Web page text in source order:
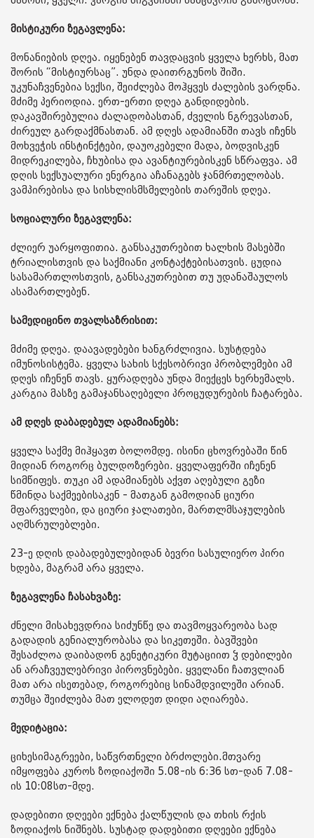
მისტიკური ზეგავლენა:
მონანიების დღეა. იყენებენ თავდაცვის ყველა ხერხს, მათ
შორის “მისტიურსაც”. უნდა დაითრგუნოს შიში.
უკუნაჩვენებია სექსი, შეიძლება მოჰყვეს ძალების ვარდნა.
მძიმე პერიოდია. ერთ-ერთი დღეა განდიდების.
დაკავშირებულია ძალადობასთან, ძველის ნგრევასთან,
ძირეულ გარდაქმნასთან. ამ დღეს ადამიანში თავს იჩენს
მოხვეჭის ინსტინქტები, დაუოკებელი მადა, ბოდვისკენ
მიდრეკილება, ჩხუბისა და ავანტიურებისკენ სწრაფვა. ამ
დღის სექსუალური ენერგია აჩანაგებს ჯანმრთელობას.
ვამპირებისა და სისხლისმსმელების თარეშის დღეა.
სოციალური ზეგავლენა:
ძლიერ უარყოფითია. განსაკუთრებით ხალხის მასებში
ტრიალისთვის და საქმიანი კონტაქტებისათვის. ცუდია
სასამართლოსთვის, განსაკუთრებით თუ უდანაშაულოს
ასამართლებენ.
სამედიცინო თვალსაზრისით:
მძიმე დღეა. დაავადებები ხანგრძლივია. სუსტდება
იმუნოსისტემა. ყველა სახის სქესობრივი პრობლემები ამ
დღეს იჩენენ თავს. ყურადღება უნდა მიექცეს ხერხემალს.
კარგია მასზე გამაჯანსაღებელი პროცუდურების ჩატარება.
ამ დღეს დაბადებულ ადამიანებს:
ყველა საქმე მიჰყავთ ბოლომდე. ისინი ცხოვრებაში წინ
მიდიან როგორც ბულდოზერები. ყველაფერში იჩენენ
სიმწიფეს. თუკი ამ ადამიანებს აქვთ აღებული გეზი
წმინდა საქმეებისაკენ - მათგან გამოდიან ციური
მფარველები, და ციური ჯალათები, მართლმსაჯულების
აღმსრულებლები.
23-ე დღის დაბადებულებიდან ბევრი სასულიერო პირი
ხდება, მაგრამ არა ყველა.
ზეგავლენა ჩასახვაზე:
ძნელი მისახევდრია სიძუნწე და თავმოყვარეობა სად
გადადის გენიალურობასა და სიკეთეში. ბავშვები
შესაძლოა დაიბადონ გენეტიკური მუტაციით ჴ დებილები
ან არაჩვეულებრივი პიროვნებები. ყველანი ჩათვლიან
მათ არა ისეთებად, როგორებიც სინამდვილეში არიან.
თუმცა შეიძლება მათ ელოდეთ დიდი აღიარება.
მედიტაცია:
ციხესიმაგრეები, საწვრთნელი ბრძოლები.მთვარე
იმყოფება კუროს ზოდიაქოში 5.08-ის 6:36 სთ-დან 7.08-
ის 10:08სთ-მდე.
დადებითი დღეები ექნება ქალწულის და თხის რქის
ზოდიაქოს ნიშნებს. სუსტად დადებითი დღეები ექნება